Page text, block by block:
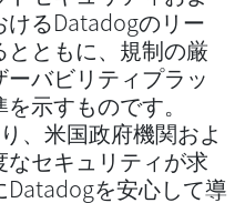
るDatadogのリー
ともに、規制の厳
バビリティプラッ
示すものです。
、米国政府機関およ
セキュリティが求
を安心して導